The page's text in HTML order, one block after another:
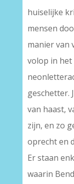
huiselijke
mensen
manier van
volop in het
geschetter.
van haast,
zijn, en zo
oprecht en
Er staan
waarin